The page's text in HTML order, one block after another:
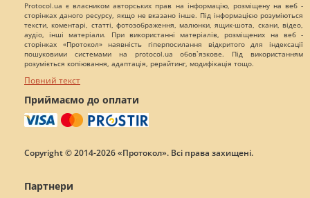
Protocol.ua є власником авторських прав на інформацію, розміщену на веб -
сторінках даного ресурсу, якщо не вказано інше. Під інформацією розуміються
тексти, коментарі, статті, фотозображення, малюнки, ящик-шота, скани, відео,
аудіо, інші матеріали. При використанні матеріалів, розміщених на веб -
сторінках «Протокол» наявність гіперпосилання відкритого для індексації
пошуковими системами на protocol.ua обов`язкове. Під використанням
розуміється копіювання, адаптація, рерайтинг, модифікація тощо.
Повний текст
Приймаємо до оплати
Copyright © 2014-2026 «Протокол». Всі права захищені.
Партнери